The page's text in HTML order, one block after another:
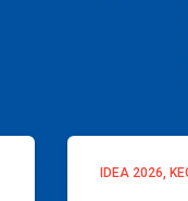
IDEA 2026